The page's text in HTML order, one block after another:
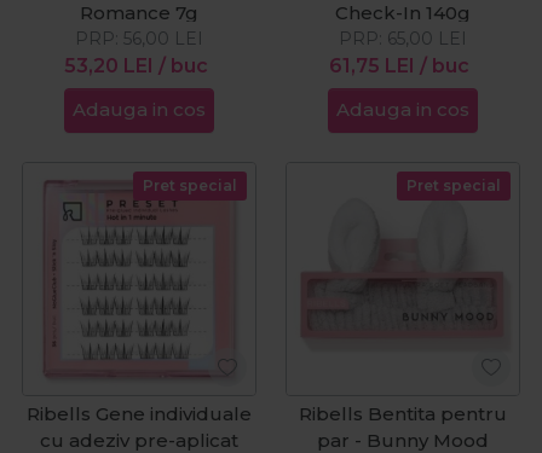
Romance 7g
53,20 LEI / buc
PRP: 56,00 LEI
Adauga in cos
Check-In 140g
61,75 LEI / buc
PRP: 65,00 LEI
Adauga in cos
Pret special
Ribells Gene individuale
cu adeziv pre-aplicat
Pret special
Ribells Bentita pentru
par - Bunny Mood